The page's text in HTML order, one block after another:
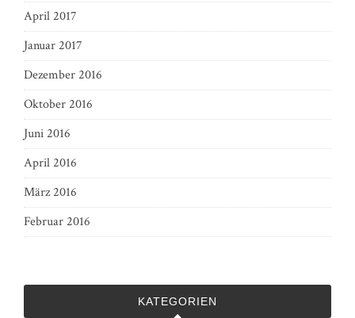
April 2017
Januar 2017
Dezember 2016
Oktober 2016
Juni 2016
April 2016
März 2016
Februar 2016
KATEGORIEN